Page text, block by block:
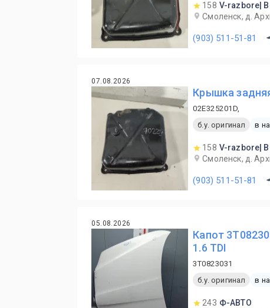
158 V-razbore|
Смоленск, д.
(903) 511-51-81
07.08.2026
Крышка
02E325201D,
б.у. оригинал
в
158 V-razbore|
Смоленск, д.
(903) 511-51-81
05.08.2026
Капот
1.6 TDI
3T0823031
б.у. оригинал
в
243 Ф-АВТО